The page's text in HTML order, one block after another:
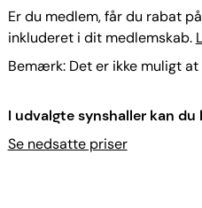
Er du medlem, får du rabat
inkluderet i dit medlemskab.
Bemærk: Det er ikke muligt
I udvalgte synshaller kan du
Se nedsatte priser